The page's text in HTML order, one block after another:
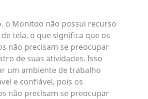
o Monitoo não possui recurso
tela, o que significa que os
não precisam se preocupar
de suas atividades. Isso
um ambiente de trabalho
e confiável, pois os
não precisam se preocupar